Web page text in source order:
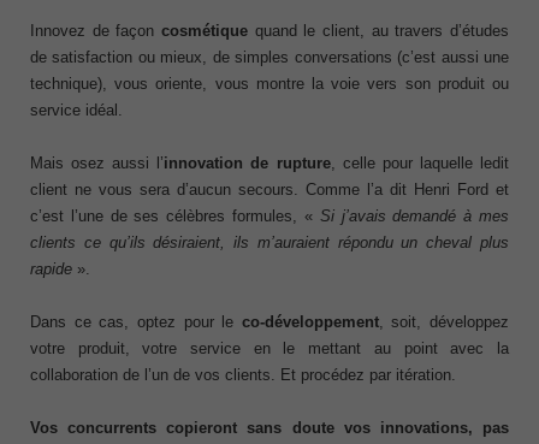
Innovez de façon cosmétique quand le client, au travers d’études
de satisfaction ou mieux, de simples conversations (c’est aussi une
technique), vous oriente, vous montre la voie vers son produit ou
service idéal.
Mais osez aussi l’innovation de rupture, celle pour laquelle ledit
client ne vous sera d’aucun secours. Comme l’a dit Henri Ford et
c’est l’une de ses célèbres formules, « Si j’avaisdemandé à mes
clients ce qu’ils désiraient,ils m’auraientrépondu uncheval plus
rapide ».
Dans ce cas, optez pour le co-développement, soit, développez
votre produit, votre service en le mettant au point avec la
collaboration de l’un de vos clients. Et procédez par itération.
Vos concurrents copieront sans doute vos innovations, pas